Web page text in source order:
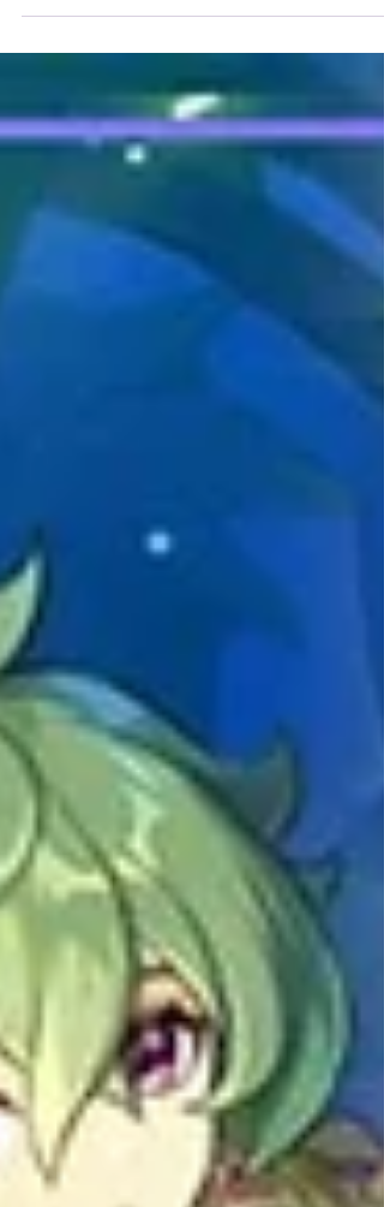
2023年下半年举办首个国际七圣召唤系列
赛，并共享高达27万美金（~RM124万）的
金池。...